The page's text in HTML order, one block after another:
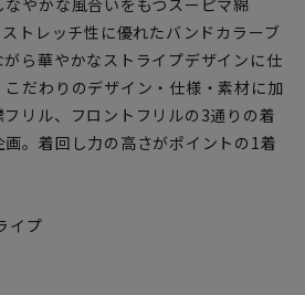
トレッチ性に優れたバンドカラーブ
ら華やかなストライプデザインに仕
こだわりのデザイン・仕様・素材に加
リル、フロントフリルの3通りの着
。着回し力の高さがポイントの1着
イプ